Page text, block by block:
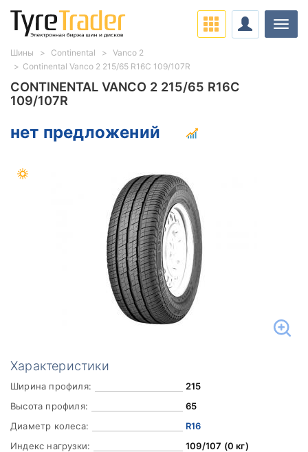
CONTINENTAL VANCO 2 215/65 R16C
109/107R
нет предложений
Характеристики
Ширина профиля:
215
Высота профиля:
65
Диаметр колеса:
R16
Индекс нагрузки:
109/107 (0 кг)
Шины Continental
Vanco 2
Continental Vanco 2 215/65 R16C 109/107R